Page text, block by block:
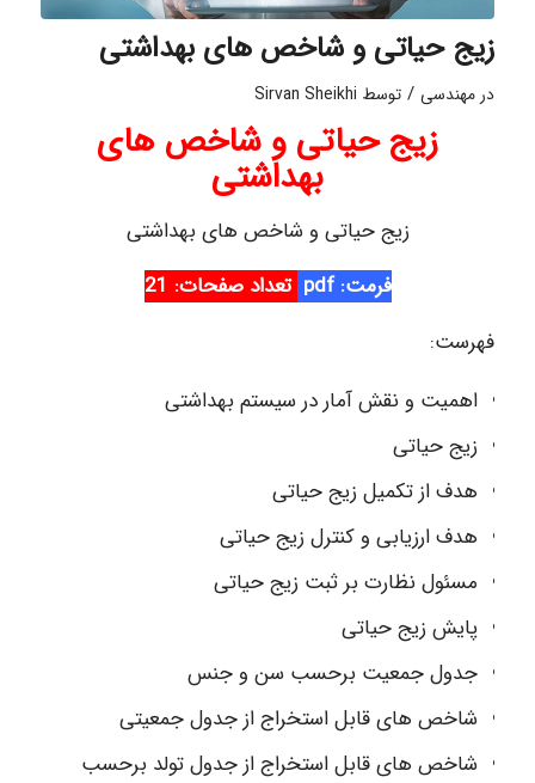
زیج حیاتی و شاخص های بهداشتی
در مهندسی / توسط Sirvan Sheikhi
زیج حیاتی و شاخص های
بهداشتی
زیج حیاتی و شاخص های بهداشتی
فرمت: pdf تعداد صفحات: 21
فهرست:
اهمیت و نقش آمار در سیستم بهداشتی
زیج حیاتی
هدف از تکمیل زیج حیاتی
هدف ارزیابی و کنترل زیج حیاتی
مسئول نظارت بر ثبت زیج حیاتی
پایش زیج حیاتی
جدول جمعیت برحسب سن و جنس
شاخص های قابل استخراج از جدول جمعیتی
شاخص های قابل استخراج از جدول تولد برحسب